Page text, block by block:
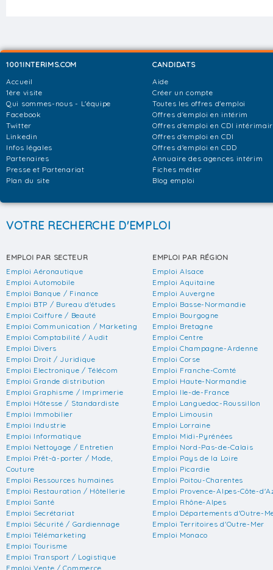
1001INTERIMS.COM
Accueil
1ère visite
Qui sommes-nous - L'équipe
Facebook
Twitter
Linkedin
Infos légales
Partenaires
Presse et Partenariat
Plan du site
CANDIDATS
Aide
Créer un compte
Toutes les offres d'emploi
Offres d'emploi en intérim
Offres d'emploi en CDI
Offres d'emploi en CDI
Offres d'emploi en CDD
Annuaire des agences intérim
Fiches métier
Blog emploi
VOTRE RECHERCHE D'EMPLOI
EMPLOI PAR SECTEUR
Emploi Aéronautique
Emploi Automobile
Emploi Banque / Finance
Emploi BTP / Bureau d'études
Emploi Coiffure / Beauté
Emploi Communication / Marketing
Emploi Comptabilité / Audit
Emploi Divers
Emploi Droit / Juridique
Emploi Electronique / Télécom
Emploi Grande distribution
Emploi Graphisme / Imprimerie
Emploi Hôtesse / Standardiste
Emploi Immobilier
Emploi Industrie
Emploi Informatique
Emploi Nettoyage / Entretien
Emploi Prêt-à-porter / Mode,
Couture
Emploi Ressources humaines
Emploi Restauration / Hôtellerie
Emploi Santé
Emploi Secrétariat
Emploi Sécurité / Gardiennage
Emploi Télémarketing
Emploi Tourisme
Emploi Transport / Logistique
Emploi Vente / Commerce
EMPLOI PAR RÉGION
Emploi Alsace
Emploi Aquitaine
Emploi Auvergne
Emploi Basse-Normandie
Emploi Bourgogne
Emploi Bretagne
Emploi Centre
Emploi Champagne-Ardenne
Emploi Corse
Emploi Franche-Comté
Emploi Haute-Normandie
Emploi Ile-de-France
Emploi Languedoc-Roussillon
Emploi Limousin
Emploi Lorraine
Emploi Midi-Pyrénées
Emploi Nord-Pas-de-Calais
Emploi Pays de la Loire
Emploi Picardie
Emploi Poitou-Charentes
Emploi Provence-Alpes-Côte-
Emploi Rhône-Alpes
Emploi Départements d'Outre-
Emploi Territoires d'Outre-Mer
Emploi Monaco